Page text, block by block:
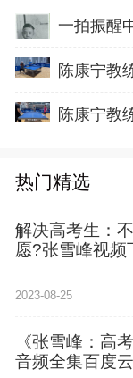
陈康宁教
陈康宁教
热门精选
解决高考生：
愿?张雪峰视频
2023-08-25
《张雪峰：高
音频全集百度